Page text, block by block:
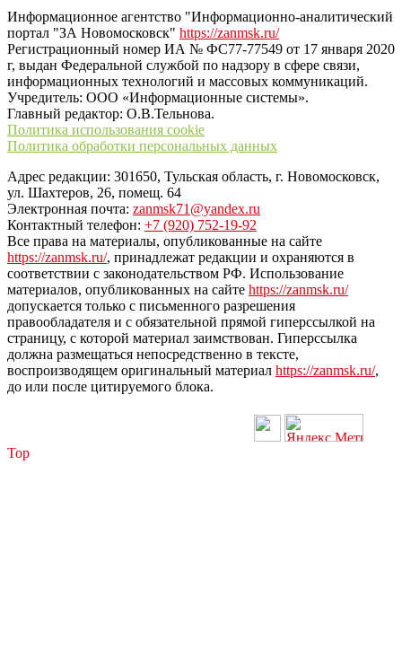
Информационное агентство "Информационно-аналитический
портал "ЗА Новомосковск" https://zanmsk.ru/
Регистрационный номер ИА № ФС77-77549 от 17 января 2020
г, выдан Федеральной службой по надзору в сфере связи,
информационных технологий и массовых коммуникаций.
Учредитель: ООО «Информационные системы».
Главный редактор: О.В.Тельнова.
Политика использования cookie
Политика обработки персональных данных
Адрес редакции: 301650, Тульская область, г. Новомосковск,
ул. Шахтеров, 26, помещ. 64
Электронная почта: zanmsk71@yandex.ru
Контактный телефон: +7 (920) 752-19-92
Все права на материалы, опубликованные на сайте
https://zanmsk.ru/, принадлежат редакции и охраняются в
соответствии с законодательством РФ. Использование
материалов, опубликованных на сайте https://zanmsk.ru/
допускается только с письменного разрешения
правообладателя и с обязательной прямой гиперссылкой на
страницу, с которой материал заимствован. Гиперссылка
должна размещаться непосредственно в тексте,
воспроизводящем оригинальный материал https://zanmsk.ru/,
до или после цитируемого блока.
Top